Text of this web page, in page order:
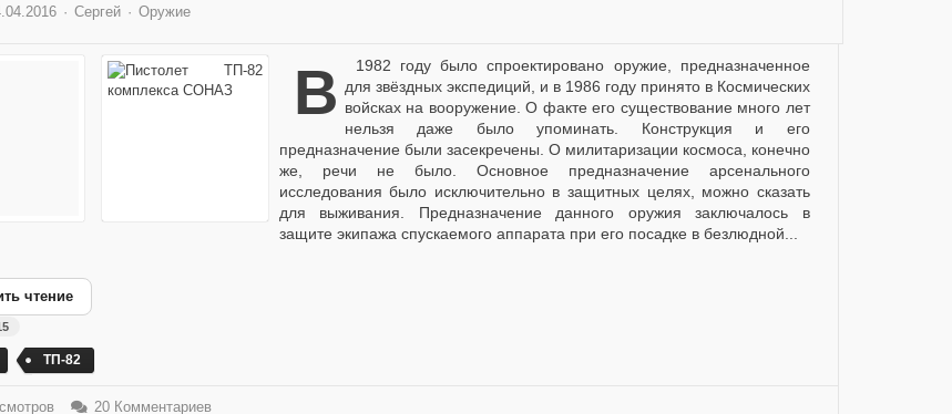
Сергей Оружие
В 1982 году было спроектировано оружие, предназначенное для звёздных экспедиций, и в 1986 году принято в Космических
войсках на вооружение. О факте его существование много лет
нельзя даже было упоминать. Конструкция и его
предназначение были засекречены. О милитаризации космоса, конечно
же, речи не было. Основное предназначение арсенального
исследования было исключительно в защитных целях, можно сказать
для выживания. Предназначение данного оружия заключалось в
защите экипажа спускаемого аппарата при его посадке в безлюдной...
чтение
ТП-82
20 Комментариев